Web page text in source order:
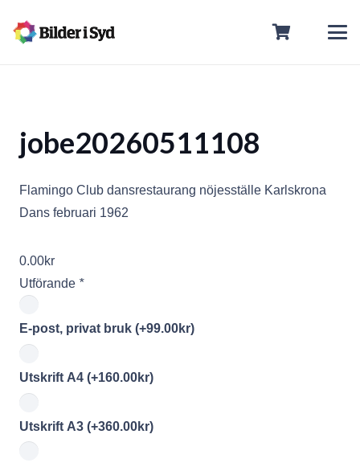
jobe20260511108
Flamingo Club dansrestaurang nöjesställe Karlskrona
Dans februari 1962
0.00kr
Utförande *
E-post, privat bruk (+99.00kr)
Utskrift A4 (+160.00kr)
Utskrift A3 (+360.00kr)